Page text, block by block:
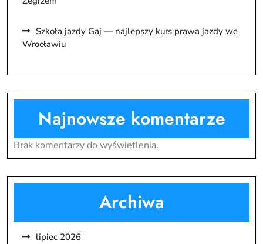
Szkoła jazdy Gaj — najlepszy kurs prawa jazdy we
Wrocławiu
Najnowsze komentarze
Brak komentarzy do wyświetlenia.
Archiwa
lipiec 2026